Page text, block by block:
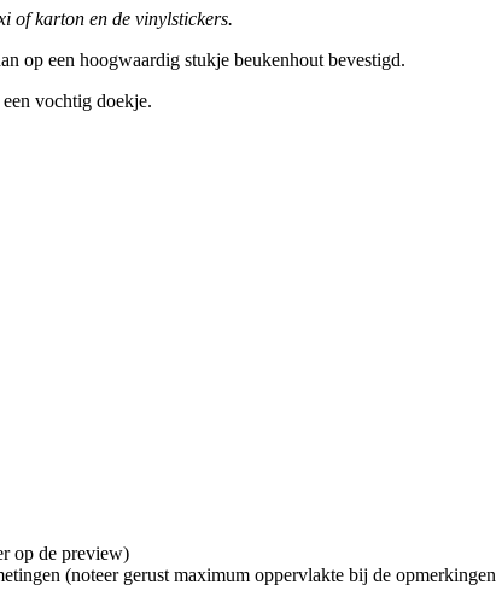
of karton en de vinylstickers.
op een hoogwaardig stukje beukenhout bevestigd.
vochtig doekje.
op de preview)
(noteer gerust maximum oppervlakte bij de